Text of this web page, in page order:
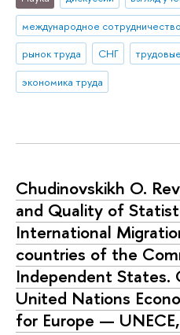
международное сотрудничество
рынок труда
СНГ
экономика труда
Chudinovskikh O.
and Quality of
International
countries of the
Independent States.
United Nations
for Europe —